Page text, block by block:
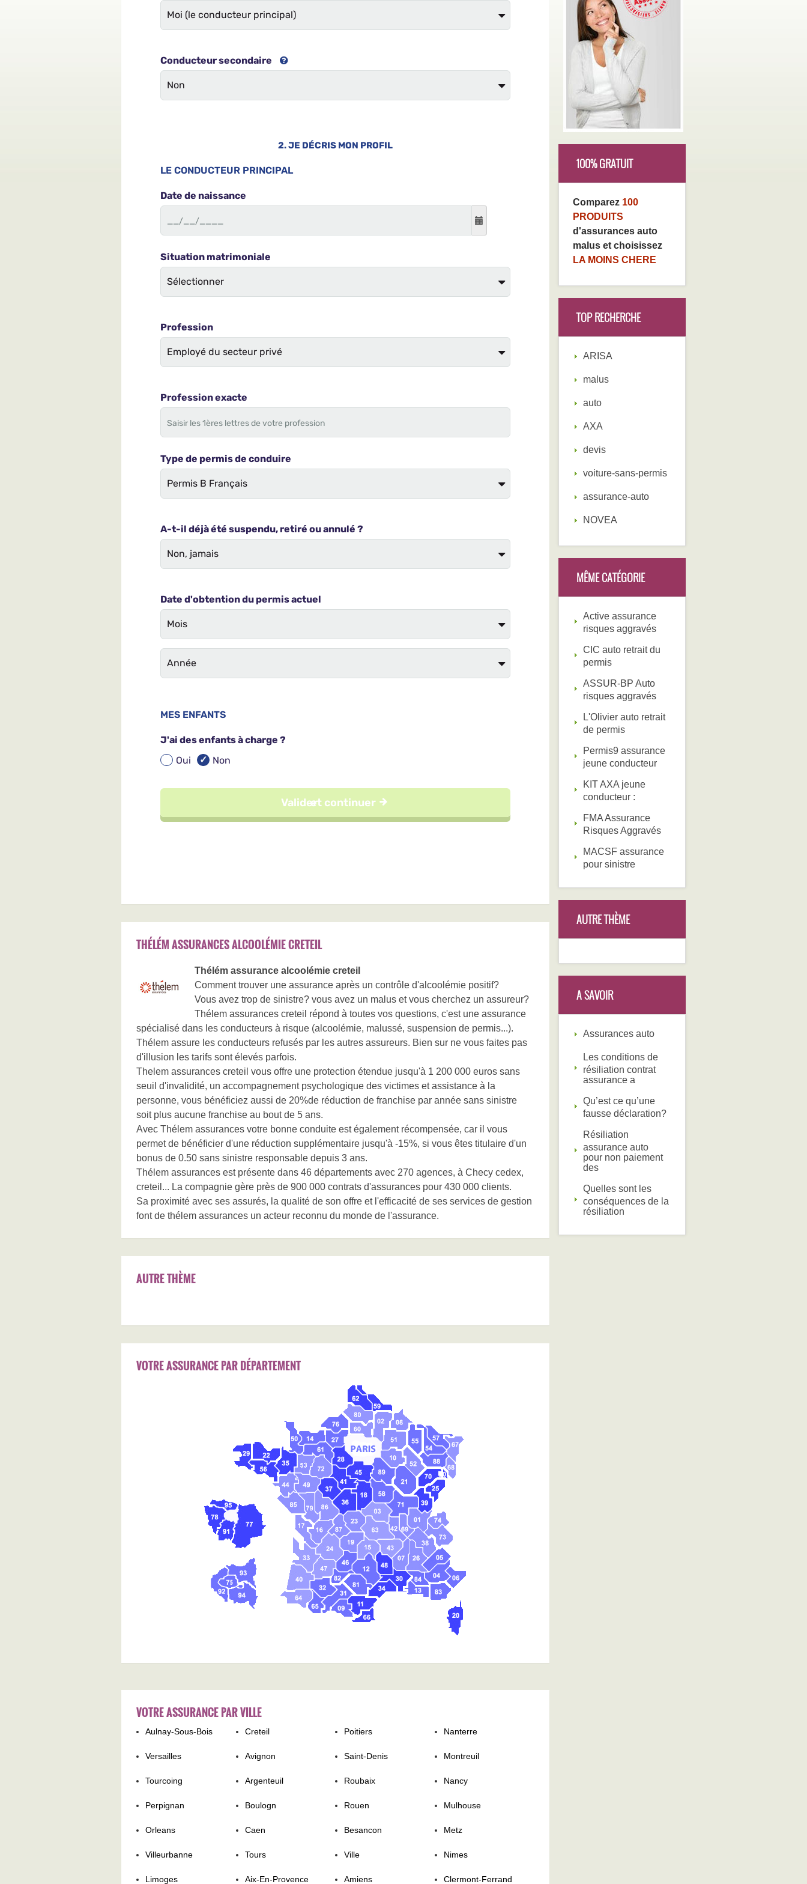
THÉLÉM ASSURANCES ALCOOLÉMIE CRETEIL
Thélém assurance alcoolémie creteil
Comment trouver une assurance après un contrôle d'alcoolémie positif?
Vous avez trop de sinistre? vous avez un malus et vous cherchez un assureur?
Thélem assurances creteil répond à toutes vos questions, c'est une assurance
spécialisé dans les conducteurs à risque (alcoolémie, malussé, suspension de permis...).
Thélem assure les conducteurs refusés par les autres assureurs. Bien sur ne vous faites pas
d'illusion les tarifs sont élevés parfois.
Thelem assurances creteil vous offre une protection étendue jusqu'à 1 200 000 euros sans
seuil d'invalidité, un accompagnement psychologique des victimes et assistance à la
personne, vous bénéficiez aussi de 20%de réduction de franchise par année sans sinistre
soit plus aucune franchise au bout de 5 ans.
Avec Thélem assurances votre bonne conduite est également récompensée, car il vous
permet de bénéficier d'une réduction supplémentaire jusqu'à -15%, si vous êtes titulaire d'un
bonus de 0.50 sans sinistre responsable depuis 3 ans.
Thélem assurances est présente dans 46 départements avec 270 agences, à Checy cedex,
creteil... La compagnie gère près de 900 000 contrats d'assurances pour 430 000 clients.
Sa proximité avec ses assurés, la qualité de son offre et l'efficacité de ses services de gestion
font de thélem assurances un acteur reconnu du monde de l'assurance.
AUTRE THÈME
VOTRE ASSURANCE PAR DÉPARTEMENT
VOTRE ASSURANCE PAR VILLE
Aulnay-Sous-Bois Creteil Poitiers Nanterre
Versailles Avignon Saint-Denis Montreuil
Tourcoing Argenteuil Roubaix Nancy
Perpignan Boulogn Rouen Mulhouse
Orleans Caen Besancon Metz
Villeurbanne Tours Ville Nimes
Limoges Aix-En-Provence Amiens Clermont-Ferrand
100% GRATUIT
Comparez 100
PRODUITS
d'assurances auto
malus et choisissez
LA MOINS CHERE
TOP RECHERCHE
ARISA
malus
auto
AXA
devis
voiture-sans-permis
assurance-auto
NOVEA
MÊME CATÉGORIE
Active assurance
risques aggravés
CIC auto retrait du
permis
ASSUR-BP Auto
risques aggravés
L'Olivier auto retrait
de permis
Permis9 assurance
jeune conducteur
KIT AXA jeune
conducteur :
FMA Assurance
Risques Aggravés
MACSF assurance
pour sinistre
AUTRE THÈME
A SAVOIR
Assurances auto
Les conditions de
résiliation contrat
assurance a
Qu’est ce qu’une
fausse déclaration?
Résiliation
assurance auto
pour non paiement
des
Quelles sont les
conséquences de la
résiliation